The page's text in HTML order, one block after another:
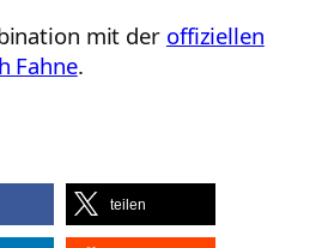
mit der offiziellen
Fahne.
teilen